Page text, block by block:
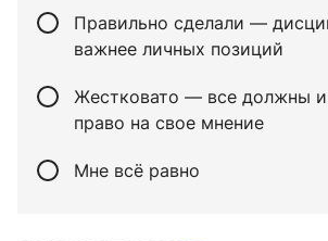
Правильно сделали —
важнее личных позиций
Жестковато — все должны
право на свое мнение
Мне всё равно